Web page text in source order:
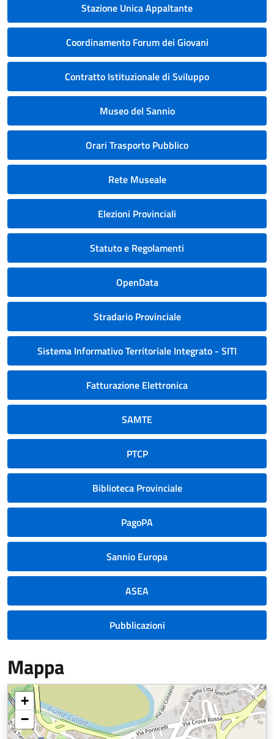
Stazione Unica Appaltante
Coordinamento Forum dei Giovani
Contratto Istituzionale di Sviluppo
Museo del Sannio
Orari Trasporto Pubblico
Rete Museale
Elezioni Provinciali
Statuto e Regolamenti
OpenData
Stradario Provinciale
Sistema Informativo Territoriale Integrato - SITI
Fatturazione Elettronica
SAMTE
PTCP
Biblioteca Provinciale
PagoPA
Sannio Europa
ASEA
Pubblicazioni
Mappa
+
−